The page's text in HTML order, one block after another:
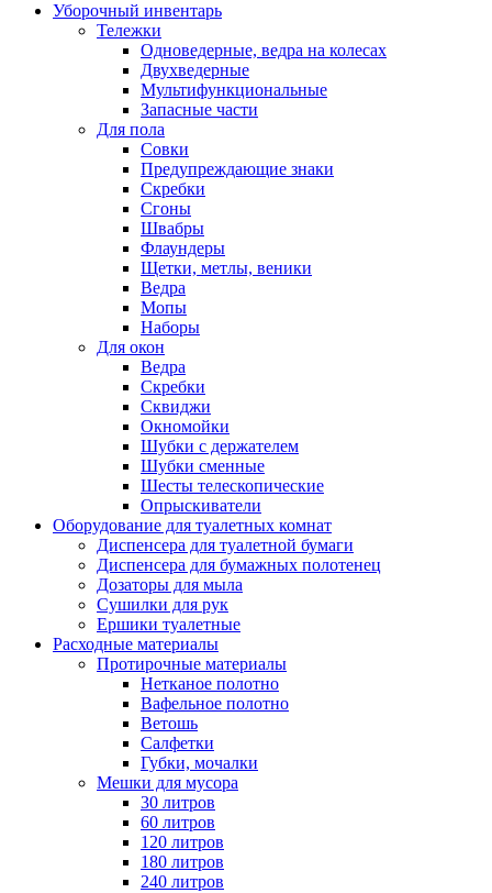
Уборочный инвентарь
Тележки
Одноведерные, ведра на колесах
Двухведерные
Мультифункциональные
Запасные части
Для пола
Совки
Предупреждающие знаки
Скребки
Сгоны
Швабры
Флаундеры
Щетки, метлы, веники
Ведра
Мопы
Наборы
Для окон
Ведра
Скребки
Сквиджи
Окномойки
Шубки с держателем
Шубки сменные
Шесты телескопические
Опрыскиватели
Оборудование для туалетных комнат
Диспенсера для туалетной бумаги
Диспенсера для бумажных полотенец
Дозаторы для мыла
Сушилки для рук
Ершики туалетные
Расходные материалы
Протирочные материалы
Нетканое полотно
Вафельное полотно
Ветошь
Салфетки
Губки, мочалки
Мешки для мусора
30 литров
60 литров
120 литров
180 литров
240 литров